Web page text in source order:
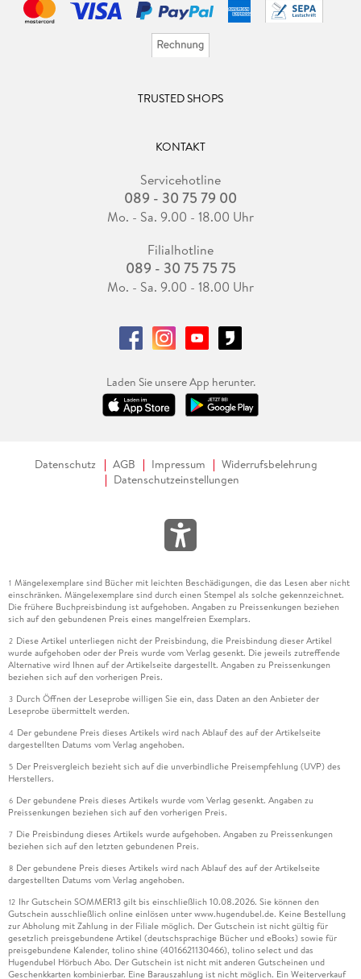
TRUSTED SHOPS
KONTAKT
Servicehotline
089 - 30 75 79 00
Mo. - Sa. 9.00 - 18.00 Uhr
Filialhotline
089 - 30 75 75 75
Mo. - Sa. 9.00 - 18.00 Uhr
Laden Sie unsere App herunter.
Datenschutz AGB Impressum
Widerrufsbelehrung
Datenschutzeinstellungen
1 Mängelexemplare sind Bücher mit leichten Beschädigungen, die das Lesen aber nicht
einschränken. Mängelexemplare sind durch einen Stempel als solche gekennzeichnet.
Die frühere Buchpreisbindung ist aufgehoben. Angaben zu Preissenkungen beziehen
sich auf den gebundenen Preis eines mangelfreien Exemplars.
2 Diese Artikel unterliegen nicht der Preisbindung, die Preisbindung dieser Artikel
wurde aufgehoben oder der Preis wurde vom Verlag gesenkt. Die jeweils zutreffende
Alternative wird Ihnen auf der Artikelseite dargestellt. Angaben zu Preissenkungen
beziehen sich auf den vorherigen Preis.
3 Durch Öffnen der Leseprobe willigen Sie ein, dass Daten an den Anbieter der
Leseprobe übermittelt werden.
4 Der gebundene Preis dieses Artikels wird nach Ablauf des auf der Artikelseite
dargestellten Datums vom Verlag angehoben.
5 Der Preisvergleich bezieht sich auf die unverbindliche Preisempfehlung (UVP) des
Herstellers.
6 Der gebundene Preis dieses Artikels wurde vom Verlag gesenkt. Angaben zu
Preissenkungen beziehen sich auf den vorherigen Preis.
7 Die Preisbindung dieses Artikels wurde aufgehoben. Angaben zu Preissenkungen
beziehen sich auf den letzten gebundenen Preis.
8 Der gebundene Preis dieses Artikels wird nach Ablauf des auf der Artikelseite
dargestellten Datums vom Verlag angehoben.
12 Ihr Gutschein SOMMER13 gilt bis einschließlich 10.08.2026. Sie können den
Gutschein ausschließlich online einlösen unter www.hugendubel.de. Keine Bestellung
zur Abholung mit Zahlung in der Filiale möglich. Der Gutschein ist nicht gültig für
gesetzlich preisgebundene Artikel (deutschsprachige Bücher und eBooks) sowie für
preisgebundene Kalender, tolino shine (4016621130466), tolino select und das
Hugendubel Hörbuch Abo. Der Gutschein ist nicht mit anderen Gutscheinen und
Geschenkkarten kombinierbar. Eine Barauszahlung ist nicht möglich. Ein Weiterverkauf